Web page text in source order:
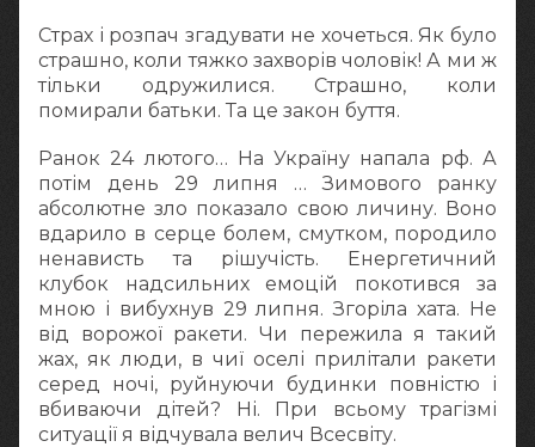
Страх і розпач згадувати не хочеться. Як було
страшно, коли тяжко захворів чоловік! А ми ж
тільки одружилися. Страшно, коли
помирали батьки. Та це закон буття.
Ранок 24 лютого… На Україну напала рф. А
потім день 29 липня … Зимового ранку
абсолютне зло показало свою личину. Воно
вдарило в серце болем, смутком, породило
ненависть та рішучість. Енергетичний
клубок надсильних емоцій покотився за
мною і вибухнув 29 липня. Згоріла хата. Не
від ворожої ракети. Чи пережила я такий
жах, як люди, в чиї оселі прилітали ракети
серед ночі, руйнуючи будинки повністю і
вбиваючи дітей? Ні. При всьому трагізмі
ситуації я відчувала велич Всесвіту.